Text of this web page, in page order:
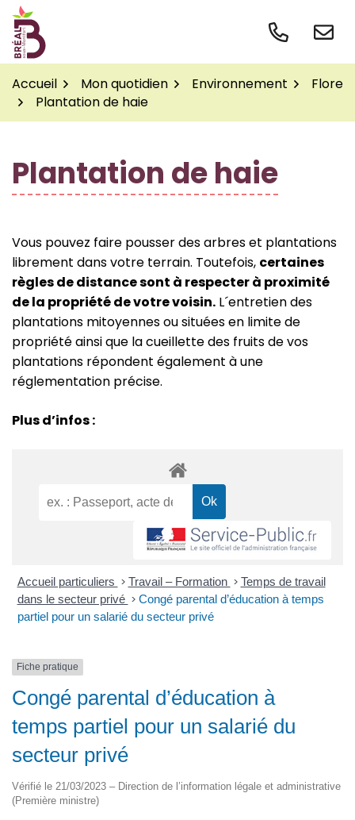
Gestion des traceurs
Aller
contenu
Accueil
Mon quotidien Environnement
Flore
Plantation de haie
Plantation de haie
Vous pouvez faire pousser des arbres et plantations
librement dans votre terrain. Toutefois, certaines
règles de distance sont à respecter à proximité
de la propriété de votre voisin. L´entretien des
plantations mitoyennes ou situées en limite de
propriété ainsi que la cueillette des fruits de vos
plantations répondent également à une
réglementation précise.
Plus d’infos :
Accueil particuliers > Travail – Formation > Temps de travail
dans le secteur privé > Congé parental d’éducation à temps
partiel pour un salarié du secteur privé
Fiche pratique
Congé parental d’éducation à
temps partiel pour un salarié du
secteur privé
Vérifié le 21/03/2023 – Direction de l’information légale et administrative
(Première ministre)